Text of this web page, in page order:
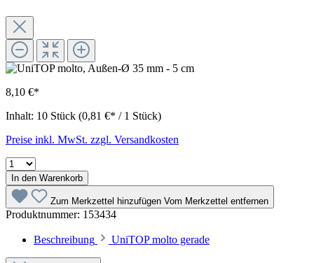
8,10 €*
Inhalt: 10 Stück (0,81 €* / 1 Stück)
Preise inkl. MwSt. zzgl. Versandkosten
In den Warenkorb
Zum Merkzettel hinzufügen Vom Merkzettel entfernen
Produktnummer: 153434
Beschreibung UniTOP molto gerade